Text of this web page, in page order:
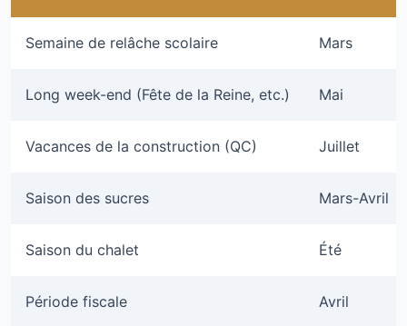
Semaine de relâche scolaire Mars
Long week-end (Fête de la Reine, etc.) Mai
Vacances de la construction (QC) Juillet
Saison des sucres Mars-Avril
Saison du chalet Été
Période fiscale Avril